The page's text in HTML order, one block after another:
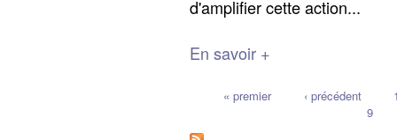
d'amplifier cette action...
En savoir +
« premier ‹ précédent
9